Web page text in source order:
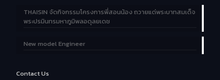
THAISIN จัดกิจกรรมโครงการพี่สอนน้อง ถวายแด่พระบาทสมเด็จ
พระปรมินทรมหาภูมิพลอดุลยเดช
New model Engineer
Contact Us